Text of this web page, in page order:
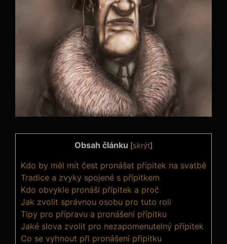
Obsah článku [skrýt]
Kdo ⁤by​ měl⁤ mít čest pronášet přípitek na svatbě
Tradice a zvyky spojené s přípitkem
Kdo obvykle pronáší​ přípitek a proč
Jak zvolit správnou osobu pro tuto roli
Tipy pro přípravu ​a‌ pronášení ⁢přípitku
Jaké slova zvolit pro nezapomenutelný‌ přípitek
Co se vyhnout při pronášení⁣ přípitku